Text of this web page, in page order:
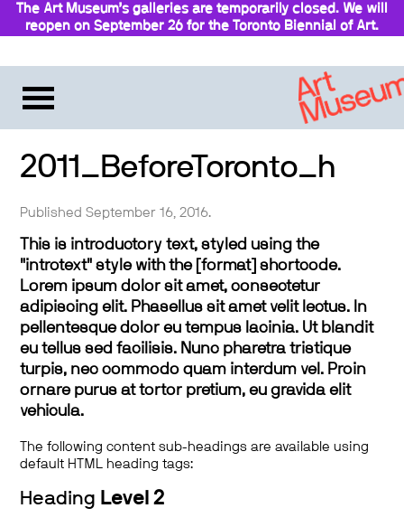
The Art Museum’s galleries are temporarily closed. We will
reopen on September 26 for the Toronto Biennial of Art.
2011_BeforeToronto_h
Published September 16, 2016.
This is introductory text, styled using the
"introtext" style with the [format] shortcode.
Lorem ipsum dolor sit amet, consectetur
adipiscing elit. Phasellus sit amet velit lectus. In
pellentesque dolor eu tempus lacinia. Ut blandit
eu tellus sed facilisis. Nunc pharetra tristique
turpis, nec commodo quam interdum vel. Proin
ornare purus at tortor pretium, eu gravida elit
vehicula.
The following content sub-headings are available using
default HTML heading tags:
Heading Level 2